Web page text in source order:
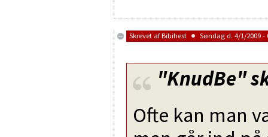
Skrevet afBibihest Søndag d. 4/1/2009 -
"KnudBe"
Ofte kan man